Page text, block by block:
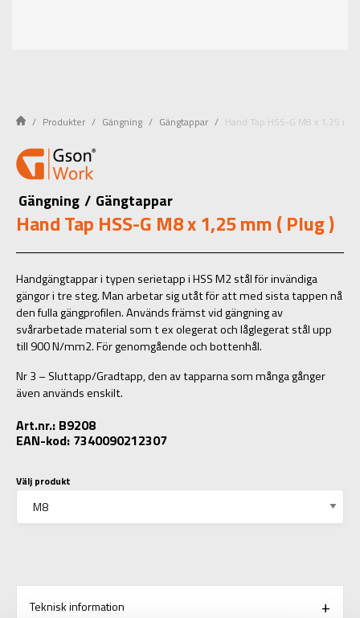
Produkter Gängning Gängtappar Hand Tap HSS-G M8 x 1,25
Gängning / Gängtappar
Hand Tap HSS-G M8 x 1,25 mm ( Plug )
Handgängtappar i typen serietapp i HSS M2 stål för invändiga
gängor i tre steg. Man arbetar sig utåt för att med sista tappen nå
den fulla gängprofilen. Används främst vid gängning av
svårarbetade material som t ex olegerat och låglegerat stål upp
till 900 N/mm2. För genomgående och bottenhål.
Nr 3 – Sluttapp/Gradtapp, den av tapparna som många gånger
även används enskilt.
Art.nr.: B9208
EAN-kod: 7340090212307
Välj produkt
Teknisk information